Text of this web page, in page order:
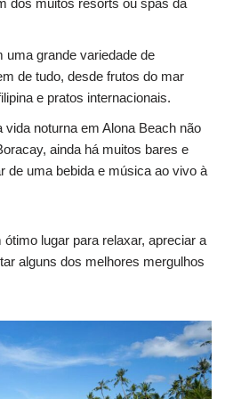
dos muitos resorts ou spas da
uma grande variedade de
de tudo, desde frutos do mar
e pratos internacionais.
vida noturna em Alona Beach não
ainda há muitos bares e
de uma bebida e música ao vivo à
lugar para relaxar, apreciar a
alguns dos melhores mergulhos